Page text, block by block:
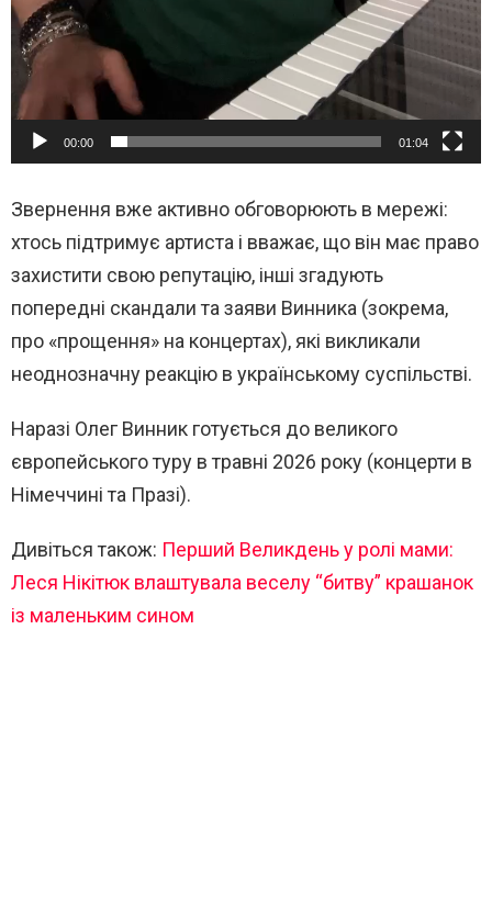
00:00 01:04
Звернення вже активно обговорюють в мережі:
хтось підтримує артиста і вважає, що він має право
захистити свою репутацію, інші згадують
попередні скандали та заяви Винника (зокрема,
про «прощення» на концертах), які викликали
неоднозначну реакцію в українському суспільстві.
Наразі Олег Винник готується до великого
європейського туру в травні 2026 року (концерти в
Німеччині та Празі).
Дивіться також: Перший Великдень у ролі мами:
Леся Нікітюк влаштувала веселу “битву” крашанок
із маленьким сином